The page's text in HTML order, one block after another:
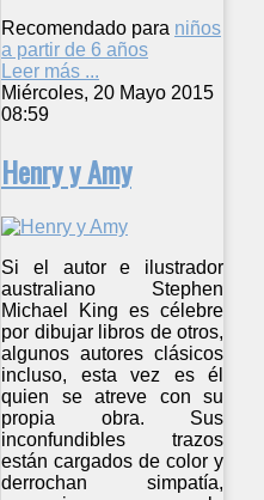
Recomendado para niños
a partir de 6 años
Leer más ...
Miércoles, 20 Mayo 2015
08:59
Henry y Amy
Si el autor e ilustrador
australiano Stephen
Michael King es célebre
por dibujar libros de otros,
algunos autores clásicos
incluso, esta vez es él
quien se atreve con su
propia obra. Sus
inconfundibles trazos
están cargados de color y
derrochan simpatía,